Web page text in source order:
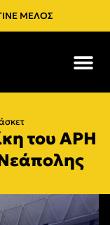
ΜΕΛΟΣ
του ΑΡΗ